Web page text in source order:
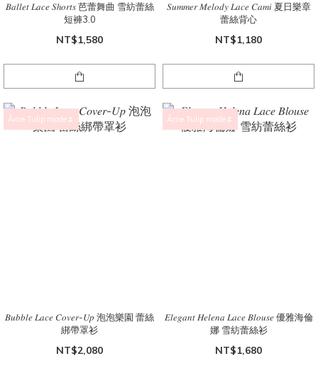
𝐵𝑎𝑙𝑙𝑒𝑡 𝐿𝑎𝑐𝑒 𝑆ℎ𝑜𝑟𝑡𝑠 芭蕾舞曲 雪紡蕾絲
短褲3.0
NT$1,580
𝑆𝑢𝑚𝑚𝑒𝑟 𝑀𝑒𝑙𝑜𝑑𝑦 𝐿𝑎𝑐𝑒 𝐶𝑎𝑚𝑖 夏日樂章
蕾絲背心
NT$1,180
Âme Tulip made🌷
𝐵𝑢𝑏𝑏𝑙𝑒 𝐿𝑎𝑐𝑒 𝐶𝑜𝑣𝑒𝑟-𝑈𝑝 泡泡樂園 蕾絲
綁帶罩衫
NT$2,080
Âme Tulip made🌷
𝐸𝑙𝑒𝑔𝑎𝑛𝑡 𝐻𝑒𝑙𝑒𝑛𝑎 𝐿𝑎𝑐𝑒 𝐵𝑙𝑜𝑢𝑠𝑒 優雅海倫
娜 雪紡蕾絲衫
NT$1,680